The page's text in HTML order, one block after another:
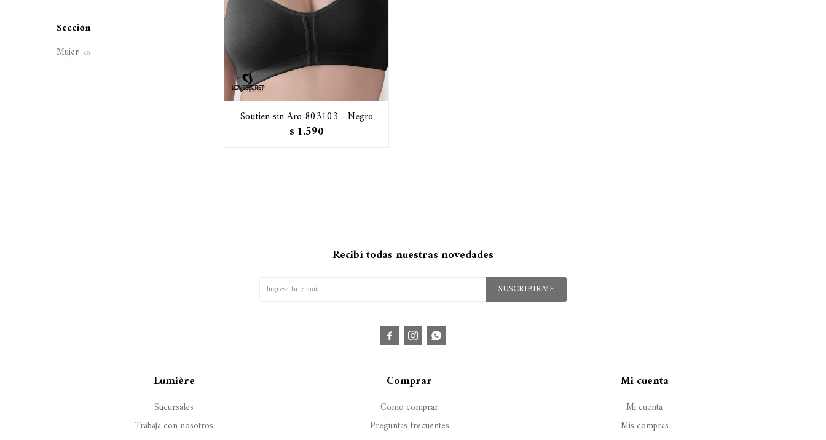
Soutien sin Aro 803103 - Negro
$ 1.590
Sección
Mujer (3)
Lumière
Sucursales
Trabaja con nosotros
Comprar
Como comprar
Preguntas frecuentes
Mi cuenta
Mi cuenta
Mis compras
Recibí todas nuestras novedades
SUSCRIBIRME
  